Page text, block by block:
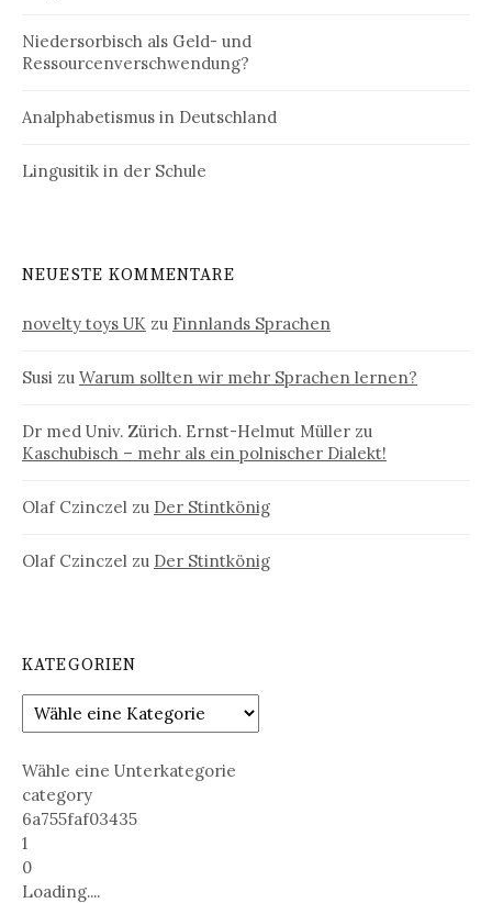
Niedersorbisch als Geld- und
Ressourcenverschwendung?
Analphabetismus in Deutschland
Lingusitik in der Schule
NEUESTE KOMMENTARE
novelty toys UK zu Finnlands Sprachen
Susi zu Warum sollten wir mehr Sprachen lernen?
Dr med Univ. Zürich. Ernst-Helmut Müller zu
Kaschubisch – mehr als ein polnischer Dialekt!
Olaf Czinczel zu Der Stintkönig
Olaf Czinczel zu Der Stintkönig
KATEGORIEN
Wähle eine Unterkategorie
category
6a755faf03435
1
0
Loading....